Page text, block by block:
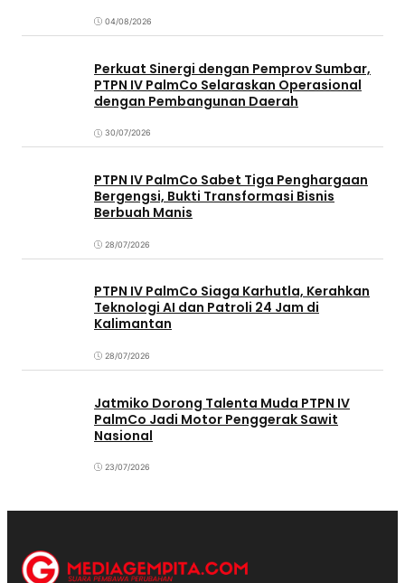
04/08/2026
Perkuat Sinergi dengan Pemprov Sumbar,
PTPN IV PalmCo Selaraskan Operasional
dengan Pembangunan Daerah
30/07/2026
PTPN IV PalmCo Sabet Tiga Penghargaan
Bergengsi, Bukti Transformasi Bisnis
Berbuah Manis
28/07/2026
PTPN IV PalmCo Siaga Karhutla, Kerahkan
Teknologi AI dan Patroli 24 Jam di
Kalimantan
28/07/2026
Jatmiko Dorong Talenta Muda PTPN IV
PalmCo Jadi Motor Penggerak Sawit
Nasional
23/07/2026